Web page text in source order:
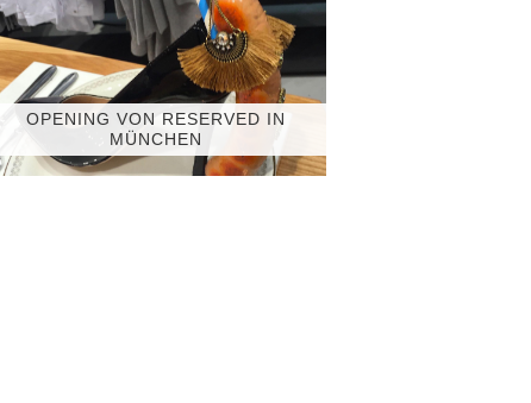
OPENING VON RESERVED IN
MÜNCHEN